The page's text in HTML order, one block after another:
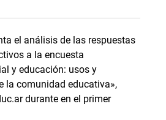
el análisis de las respuestas
a la encuesta
y educación: usos y
la comunidad educativa»,
durante en el primer